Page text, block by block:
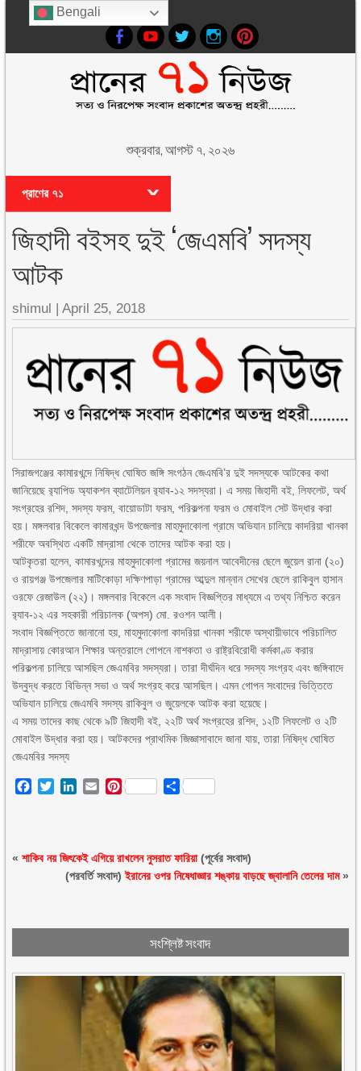
শুক্রবার, আগস্ট ৭, ২০২৬
প্রাণের ৭১
জিহাদী বইসহ দুই ‘জেএমবি’ সদস্য
আটক
shimul |April 25, 2018
সিরাজগঞ্জের কামারখন্দে নিষিদ্ধ ঘোষিত জঙ্গি সংগঠন জেএমবি’র দুই সদস্যকে আটকের কথা
জানিয়েছে র‌্যাপিড অ্যাকশন ব্যাটেলিয়ন র‌্যাব-১২ সদস্যরা। এ সময় জিহাদী বই, লিফলেট, অর্থ
সংগ্রহের রশিদ, সদস্য ফরম, বায়োডাটা ফরম, পরিকল্পনা ফরম ও মোবাইল সেট উদ্ধার করা
হয়। মঙ্গলবার বিকেলে কামারখন্দ উপজেলার মাহমুদাকোলা গ্রামে অভিযান চালিয়ে কাদরিয়া খানকা
শরীফে অবস্থিত একটি মাদ্রাসা থেকে তাদের আটক করা হয়।
আটকৃতরা হলেন, কামারখন্দের মাহমুদাকোলা গ্রামের জয়নাল আবেদীনের ছেলে জুয়েল রানা (২০)
ও রায়গঞ্জ উপজেলার মাটিকোড়া দক্ষিণপাড়া গ্রামের আব্দুল মান্নান সেখের ছেলে রাকিবুল হাসান
ওরফে রেজাউল (২২)। মঙ্গলবার বিকেলে এক সংবাদ বিজ্ঞপ্তির মাধ্যমে এ তথ্য নিশ্চিত করেন
র‌্যাব-১২ এর সহকারী পরিচালক (অপস) মো. রওশন আলী।
সংবাদ বিজ্ঞপ্তিতে জানানো হয়, মাহমুদাকোলা কাদরিয়া খানকা শরীফে অস্থায়ীভাবে পরিচালিত
মাদ্রাসায় কোরআন শিক্ষার অন্তরালে গোপনে নাশকতা ও রাষ্ট্রবিরোধী কর্মকাণ্ড করার
পরিকল্পনা চালিয়ে আসছিল জেএমবির সদস্যরা। তারা দীর্ঘদিন ধরে সদস্য সংগ্রহ এবং জঙ্গিবাদে
উদ্বুদ্ধ করতে বিভিন্ন সভা ও অর্থ সংগ্রহ করে আসছিল। এমন গোপন সংবাদের ভিত্তিতে
অভিযান চালিয়ে জেএমবি সদস্য রাকিবুল ও জুয়েলকে আটক করা হয়েছে।
এ সময় তাদের কাছ থেকে ৯টি জিহাদী বই, ২২টি অর্থ সংগ্রহের রশিদ, ১২টি লিফলেট ও ২টি
মোবাইল উদ্ধার করা হয়। আটকদের প্রাথমিক জিজ্ঞাসাবাদে জানা যায়, তারা নিষিদ্ধ ঘোষিত
জেএমবির সদস্য
Facebook
TwitterLinkedIn
EmailPinterest Share
«শাকিব নয় জিৎকেই এগিয়ে রাখলেন নুসরাত ফারিয়া(পূর্বের সংবাদ)
(পরবর্তি সংবাদ)ইরানের ওপর নিষেধাজ্ঞার শঙ্কায় বাড়ছে জ্বালানি তেলের দাম»
সংশ্লিষ্ট সংবাদ
Bengali